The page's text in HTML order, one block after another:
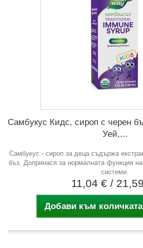
Самбукус Кидс, сироп с черен
Уей,...
Самбукус - сироп за деца съдържа
бъз. Допринася за нормалната функция
системи.
11,04 € /
Добави към количката